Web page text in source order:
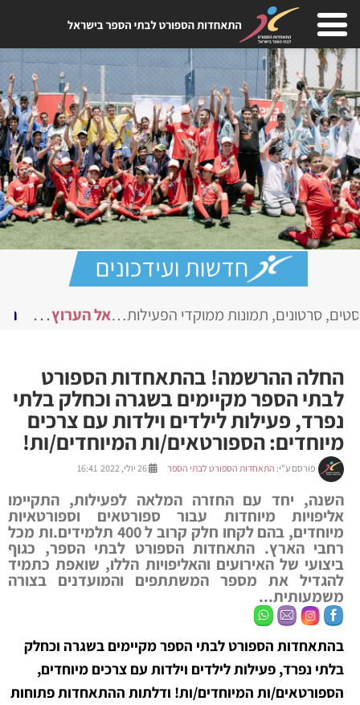
תמונות ממוקדי הפעילות…אל הערוץ… הערוץ המקוון
החלה ההרשמה! בהתאחדות הספורט
לבתי הספר מקיימים בשגרה וכחלק בלתי
נפרד, פעילות לילדים וילדות עם צרכים
מיוחדים: הספורטאים/ות המיוחדים/ות!
פורסם ע"י: התאחדות הספורט לבתי הספר
השנה, יחד עם החזרה המלאה לפעילות, התקיימו
אליפויות מיוחדות עבור ספורטאים וספורטאיות
מיוחדים, בהם לקחו חלק קרוב ל 400 תלמידים.ות מכל
רחבי הארץ. התאחדות הספורט לבתי הספר, כגוף
ביצועי של האירועים והאליפויות הללו, שואפת כתמיד
להגדיל את מספר המשתתפים והמועדנים בצורה
משמעותית...
בהתאחדות הספורט לבתי הספר מקיימים בשגרה וכחלק
בלתי נפרד, פעילות לילדים וילדות עם צרכים מיוחדים,
הספורטאים/ות המיוחדים/ות! ודלתות ההתאחדות פתוחות